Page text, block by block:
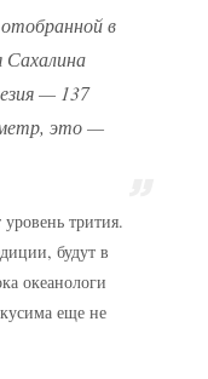
в
Сахалина
— 137
метр, это —
трития.
будут в
океанологи
еще не